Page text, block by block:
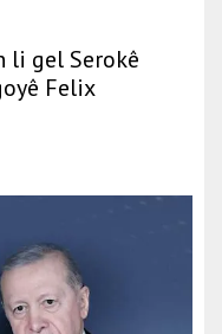
li gel Serokê
Felix